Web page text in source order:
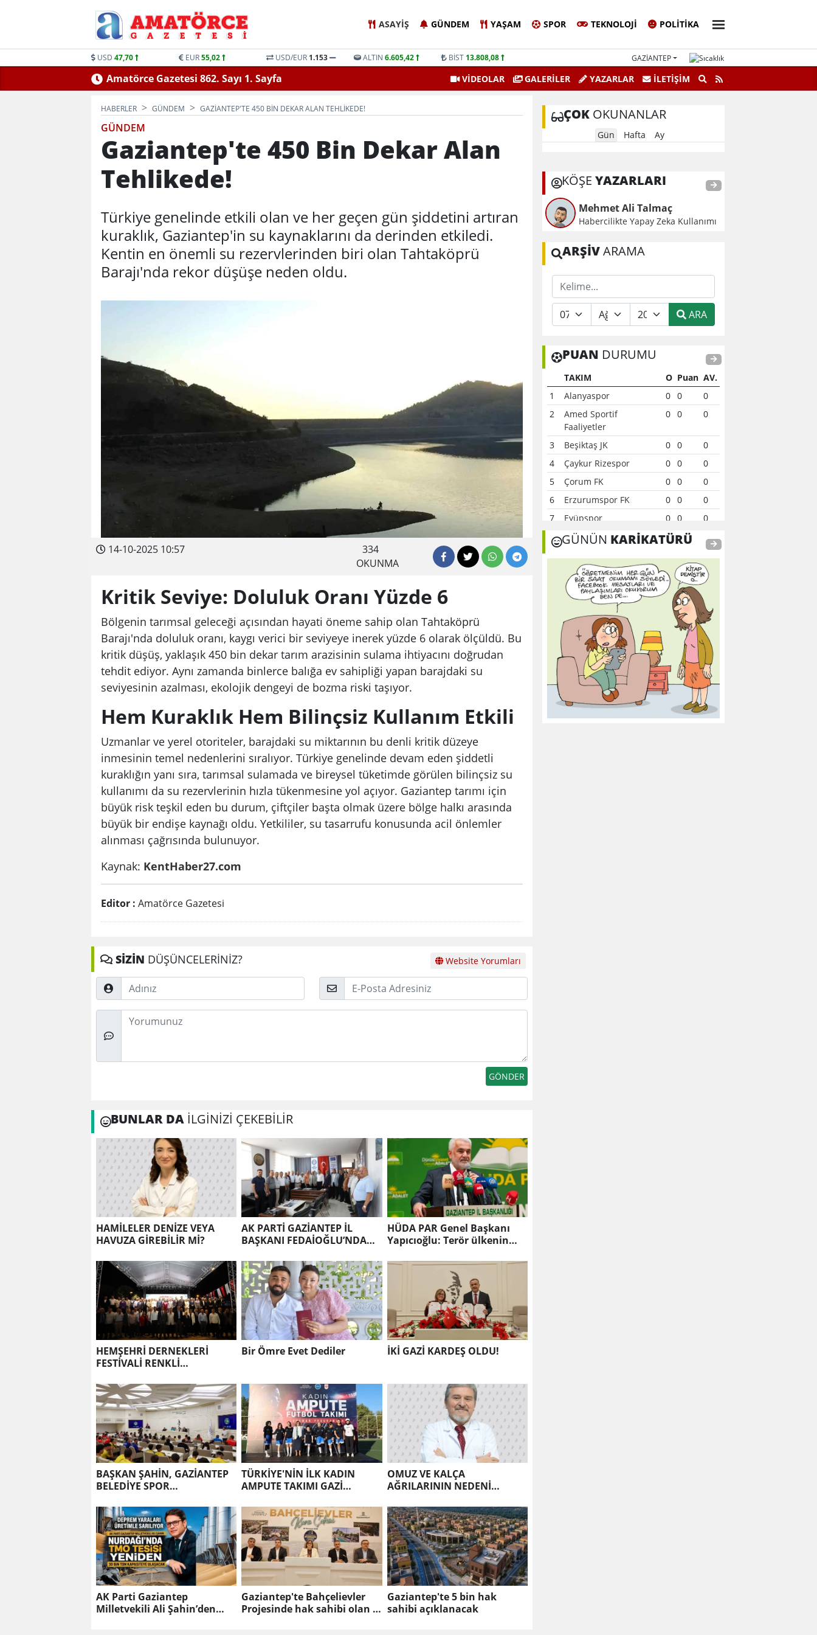
ASAYIŞ GÜNDEM YAŞAM SPOR TEKNOLOJI POLITIKA
USD 47,70 EUR55,02 USD/EUR 1.153 ALTIN 6.605,42 BİST 13.808,08 GAZIANTEP
Amatörce Gazetesi 862. Sayı 2. Sayfa Amatörce Gazetesi 862. Sayı 3. Sayfa
VİDEOLAR GALERİLER YAZARLAR İLETIŞIM
HABERLER GÜNDEM GAZIANTEP'TE 450 BIN DEKAR ALAN TEHLIKEDE!
GÜNDEM
Gaziantep'te 450 Bin Dekar Alan
Tehlikede!
Türkiye genelinde etkili olan ve her geçen gün şiddetini artıran
kuraklık, Gaziantep'in su kaynaklarını da derinden etkiledi.
Kentin en önemli su rezervlerinden biri olan Tahtaköprü
Barajı'nda rekor düşüşe neden oldu.
14-10-2025 10:57
334
OKUNMA
Kritik Seviye: Doluluk Oranı Yüzde 6
Bölgenin tarımsal geleceği açısından hayati öneme sahip olan Tahtaköprü
Barajı'nda doluluk oranı, kaygı verici bir seviyeye inerek yüzde 6 olarak ölçüldü. Bu
kritik düşüş, yaklaşık 450 bin dekar tarım arazisinin sulama ihtiyacını doğrudan
tehdit ediyor. Aynı zamanda binlerce balığa ev sahipliği yapan barajdaki su
seviyesinin azalması, ekolojik dengeyi de bozma riski taşıyor.
Hem Kuraklık Hem Bilinçsiz Kullanım Etkili
Uzmanlar ve yerel otoriteler, barajdaki su miktarının bu denli kritik düzeye
inmesinin temel nedenlerini sıralıyor. Türkiye genelinde devam eden şiddetli
kuraklığın yanı sıra, tarımsal sulamada ve bireysel tüketimde görülen bilinçsiz su
kullanımı da su rezervlerinin hızla tükenmesine yol açıyor. Gaziantep tarımı için
büyük risk teşkil eden bu durum, çiftçiler başta olmak üzere bölge halkı arasında
büyük bir endişe kaynağı oldu. Yetkililer, su tasarrufu konusunda acil önlemler
alınması çağrısında bulunuyor.
Kaynak: KentHaber27.com
Editor : Amatörce Gazetesi
SİZİN DÜŞÜNCELERİNİZ? Website Yorumları
Adınız
Posta
Düşünceleriniz
BUNLAR DA İLGİNİZİ ÇEKEBİLİR
HAMİLELER DENİZE VEYA
HAVUZA GİREBİLİR Mİ?
AK PARTİ GAZİANTEP İL
BAŞKANI FEDAİOĞLU’NDAN
KURULUŞLARINA ZİYARET
HÜDA PAR Genel Başkanı
Yapıcıoğlu: Terör ülkenin
çıkmalı
HEMŞEHRİ DERNEKLERİ
FESTİVALİ RENKLİ
Bir Ömre Evet Dediler İKİ GAZİ KARDEŞ OLDU!
BAŞKAN ŞAHİN, GAZİANTEP
BELEDİYE SPOR
SPORCULARIYLA BİR ARAYA
GELDİ
TÜRKİYE'NİN İLK KADIN
AMPUTE TAKIMI GAZİ
OMUZ VE KALÇA
AĞRILARININ NEDENİ
OLABİLİR
AK Parti Gaziantep
Milletvekili Ali Şahin’den
Gaziantep'te Bahçelievler
Projesinde hak sahibi olan 5
Gaziantep'te 5 bin hak
sahibi açıklanacak
ÇOK OKUNANLAR
Gün Hafta Ay
KÖŞE YAZARLARI
Mehmet Ali Talmaç
Habercilikte Yapay Zeka Kullanımı
ARŞİVARAMA
ARA
PUAN DURUMU
TAKIM O Puan AV.
1
Alanyaspor 0 0
0
2
Amed Sportif
Faaliyetler
0 0 0
3 Beşiktaş JK 0 0
0
4
Çaykur Rizespor 0 0
0
5
Çorum FK 0 0
0
6
Erzurumspor FK 0 0
0
7
Eyüpspor 0 0
0
8
Fenerbahçe 0 0
0
Gaziantep FK 0 0
0
Gençlerbirliği 0 0
0
0
Başakşehir FK 0
0
Kasımpaşa
0
15
Kocaelispor 0 0
0
16
Konyaspor 0 0
0
17 Samsunspor
0
18 Trabzonspor 0 0 0
GÜNÜN KARİKATÜRÜ